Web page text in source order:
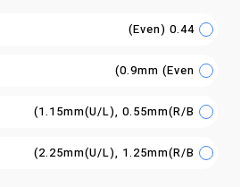
0.44 (Even)
0.9mm (Even)
1.15mm(U/L), 0.55mm(R/B)
2.25mm(U/L), 1.25mm(R/B)